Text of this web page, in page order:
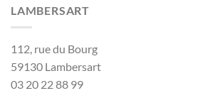
LAMBERSART
112, rue du Bourg
59130 Lambersart
03 20 22 88 99